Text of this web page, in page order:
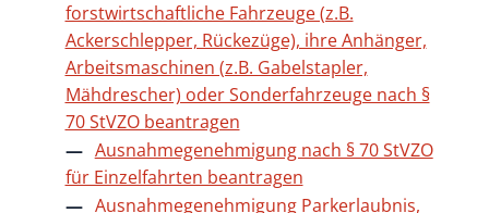
forstwirtschaftliche Fahrzeuge (z.B.
Ackerschlepper, Rückezüge), ihre Anhänger,
Arbeitsmaschinen (z.B. Gabelstapler,
Mähdrescher) oder Sonderfahrzeuge nach §
70 StVZO beantragen
Ausnahmegenehmigung nach § 70 StVZO
für Einzelfahrten beantragen
Ausnahmegenehmigung Parkerlaubnis,